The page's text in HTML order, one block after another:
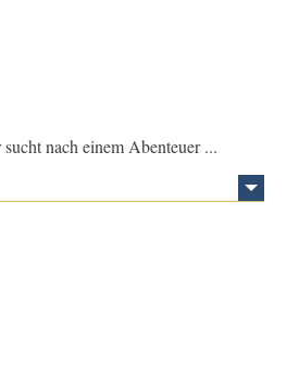
nach einem Abenteuer ...